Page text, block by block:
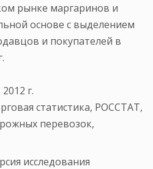
рынке маргаринов и
основе с выделением
и покупателей в
г.
статистика, РОССТАТ,
перевозок,
исследования